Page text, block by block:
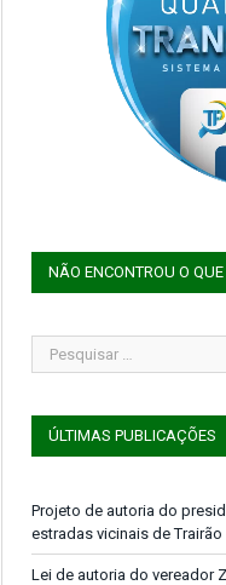
NÃO ENCONTROU O
ÚLTIMAS PUBLICAÇÕES
Projeto de autoria do
estradas vicinais de
Lei de autoria do vereador